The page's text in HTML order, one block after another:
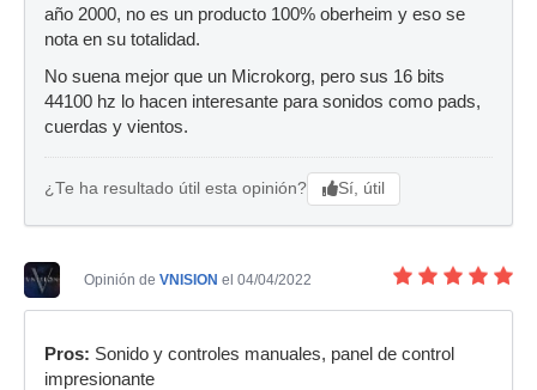
año 2000, no es un producto 100% oberheim y eso se
nota en su totalidad.
No suena mejor que un Microkorg, pero sus 16 bits
44100 hz lo hacen interesante para sonidos como pads,
cuerdas y vientos.
¿Te ha resultado útil esta opinión? Sí, útil
Opinión de VNISION el 04/04/2022
Pros: Sonido y controles manuales, panel de control
impresionante